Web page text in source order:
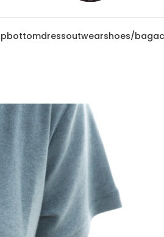
bottomdressoutwearshoes/bag